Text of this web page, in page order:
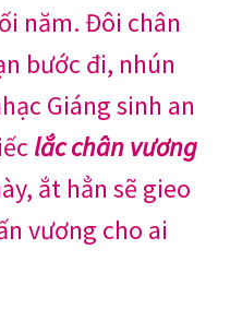
năm. Đôi chân
bước đi, nhún
Giáng sinh an
lắc chân vương
ắt hẳn sẽ gieo
vương cho ai